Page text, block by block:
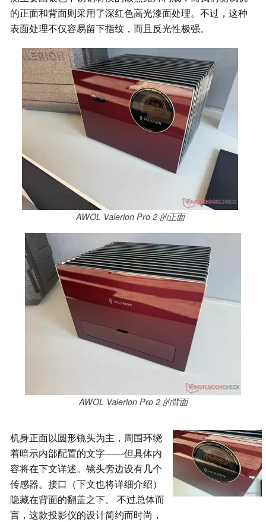
的正面和背面则采用了深红色高光漆面处理。不过，这种
表面处理不仅容易留下指纹，而且反光性极强。
AWOL Valerion Pro 2 的正面
AWOL Valerion Pro 2 的背面
机身正面以圆形镜头为主，周围环绕
着暗示内部配置的文字——但具体内
容将在下文详述。镜头旁边设有几个
传感器。接口（下文也将详细介绍）
隐藏在背面的翻盖之下。 不过总体而
言，这款投影仪的设计简约而时尚，